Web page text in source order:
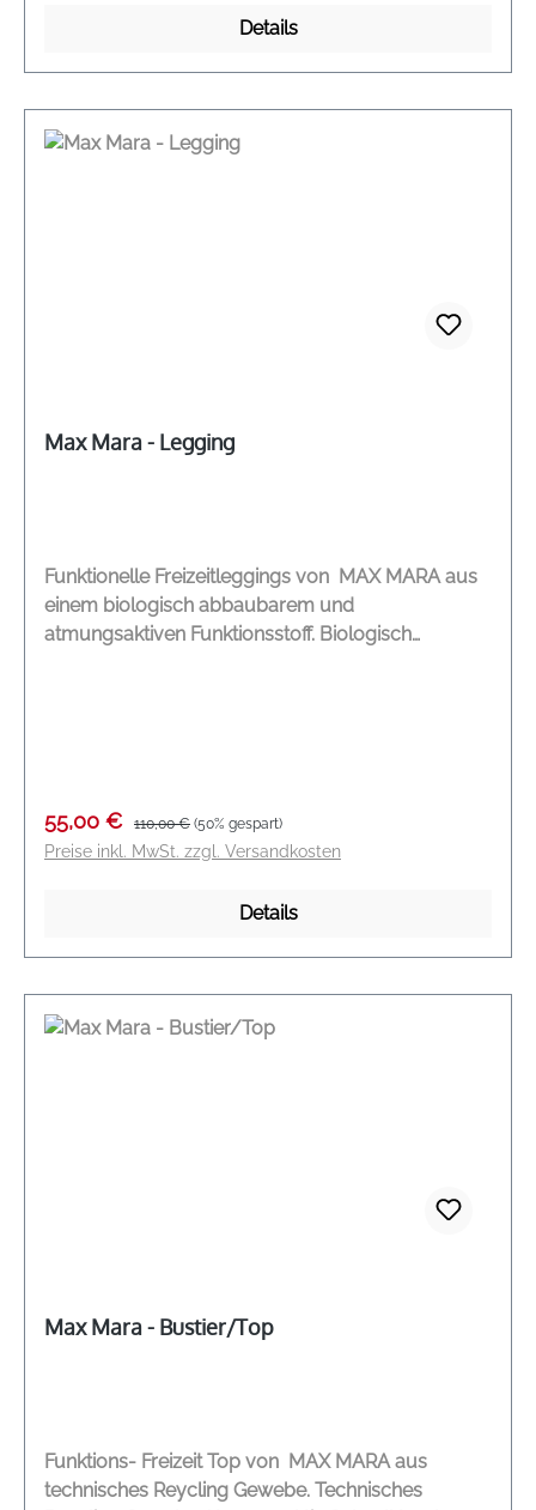
Details
Max Mara - Legging
Funktionelle Freizeitleggings von MAX MARA aus
einem biologisch abbaubarem und
atmungsaktiven Funktionsstoff. Biologisch
Modelname: Pirania Farbe: black Material: 88 %
Polyamid, 12 % Elasthan
Verkaufspreis:
55,00 € Regulärer Preis:
110,00 € (50% gespart)
Preise inkl. MwSt. zzgl. Versandkosten
Details
Max Mara - Bustier/Top
Funktions- Freizeit Top von MAX MARA aus
technisches Reycling Gewebe. Technisches